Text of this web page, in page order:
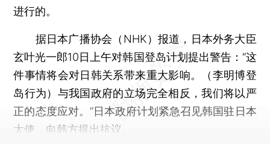
进行的。
据日本广播协会（NHK）报道，日本外务大臣
玄叶光一郎10日上午对韩国登岛计划提出警告：“这
件事情将会对日韩关系带来重大影响。（李明博登
岛行为）与我国政府的立场完全相反，我们将以严
正的态度应对。”日本政府计划紧急召见韩国驻日本
大使，向韩方提出抗议。